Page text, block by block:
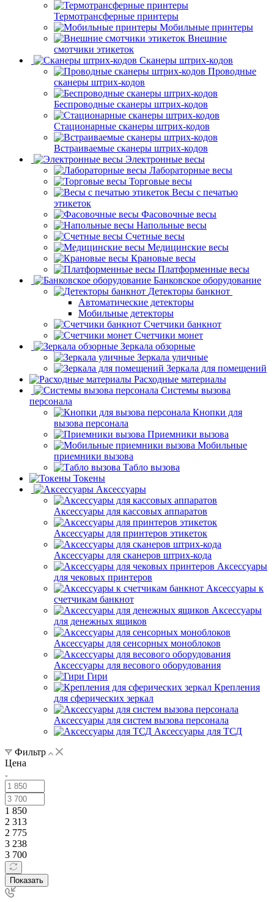
Термотрансферные принтеры
Мобильные принтеры
Внешние
смотчики этикеток
Сканеры штрих-кодов
Проводные
сканеры штрих-кодов
Беспроводные сканеры штрих-кодов
Стационарные сканеры штрих-кодов
Встраиваемые сканеры штрих-кодов
Электронные весы
Лабораторные весы
Торговые весы
Весы с печатью
этикеток
Фасовочные весы
Напольные весы
Счетные весы
Медицинские весы
Крановые весы
Платформенные весы
Банковское оборудование
Детекторы банкнот
Автоматические детекторы
Мобильные детекторы
Счетчики банкнот
Счетчики монет
Зеркала обзорные
Зеркала уличные
Зеркала для помещений
Расходные материалы
Системы вызова
персонала
Кнопки для
вызова персонала
Приемники вызова
Мобильные
приемники вызова
Табло вызова
Токены
Аксессуары
Аксессуары для кассовых аппаратов
Аксессуары для принтеров этикеток
Аксессуары для сканеров штрих-кода
Аксессуары
для чековых принтеров
Аксессуары к
счетчикам банкнот
Аксессуары
для денежных ящиков
Аксессуары для сенсорных моноблоков
Аксессуары для весового оборудования
Гири
Крепления
для сферических зеркал
Аксессуары для систем вызова персонала
Аксессуары для ТСД
Фильтр
Цена
1 850
2 313
2 775
3 238
3 700
Показать